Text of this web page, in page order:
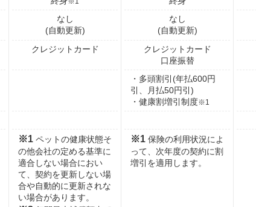
なし
(自動更新)
クレジットカード
※1 ペットの健康状態そ
の他会社の定める基準に
適合しない場合におい
て、契約を更新しない場
合や自動的に更新されな
い場合があります。
なし
(自動更新)
クレジットカード
口座振替
・多頭割引(年払600円
引、月払50円引)
・健康割増引制度※1
※1 保険の利用状況によ
って、次年度の契約に割
増引を適用します。